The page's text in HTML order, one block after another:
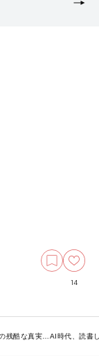
14
残酷な真実…AI時代、読書